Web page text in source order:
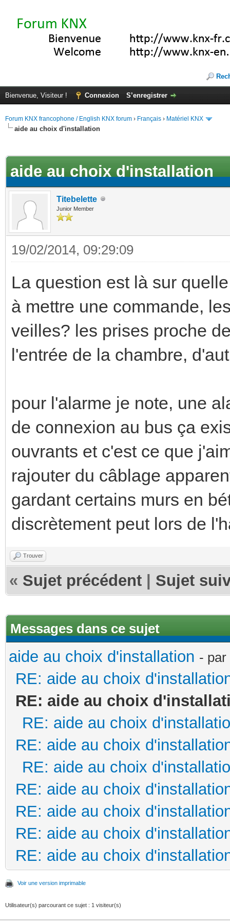
Bienvenue, Visiteur ! Connexion S’enregistrer
Forum KNX francophone / English KNX forum › Français › Matériel KNX
aide au choix d'installation
aide au choix d'installation
Titebelette
Junior Member
19/02/2014, 09:29:09
La question est là sur
à mettre une commande,
veilles? les prises proche
l'entrée de la chambre,
pour l'alarme je note, une
de connexion au bus ça
ouvrants et c'est ce que
rajouter du câblage
gardant certains murs en
discrètement peut lors de
Trouver
« Sujet précédent Sujet
Messages dans ce sujet
aide au choix d'installation - par
RE: aide au choix
RE: aide au choix
RE: aide au choix
RE: aide au choix
RE: aide au choix
RE: aide au choix
RE: aide au choix
RE: aide au choix
RE: aide au choix
Voir une version imprimable
Utilisateur(s) parcourant ce sujet : 1 visiteur(s)